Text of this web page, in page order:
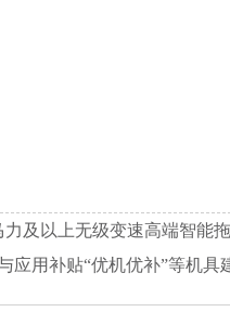
力及以上无级变速高端智能
应用补贴“优机优补”等机具